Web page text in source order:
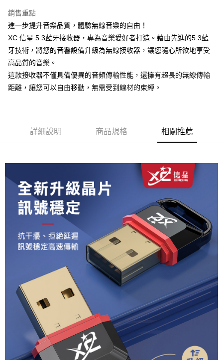
台新國際商業銀行
台灣樂天信用卡公司
元大商業銀行
玉山商業銀行
星展（台灣）商業銀行
台灣樂天信用卡公司
AFTEE先享後付
相關說明
【關於「AFTEE先享後付」】
AFTEE先享後付是「在收到商品之後才付款」的支付方式。 讓您購物簡單
便利好安心！
１．簡單：不需註冊會員、不需綁卡、不需儲值。
２．便利：只要手機號碼，簡訊認證，即可結帳。
２．訂單成立數日內，您將收到繳費通知簡訊。
３．收到繳費通知簡訊後14天內，點擊此簡訊中的連結，可透過四大超商／
ATM／網路銀行／等多元方式進行付款，方視為交易完成。
購買商品的店家。未經商家同意取消之訂單仍視為有效，需透過AFTEE先享
※ 交易是否成功請以「AFTEE先享後付 」之結帳頁面顯示為準，若有關於
是否繳費成功／繳費後需取消欲退款等相關疑問，請聯繫「AFTEE先享後付
客戶支援中心」
https://netprotections.freshdesk.com/support/home
【注意事項】
１．透過由恩沛科技股份有限公司提供之「AFTEE先享後付」服務完成之交
易，需依本服務之必要範圍內提供個人資料，並將交易相關給付款項請求債
權轉讓予恩沛科技股份有限公司。
２．關於個人資料處理事宜，請瀏覽以下網址：
https://aftee.tw/terms/#terms3
３．未成年的使用者請事先徵得法定代理人或監護人之同意方可使用
「AFTEE先享後付」，若未經同意申辦者引起之損失，本公司不負相關責
任。
４．使用「AFTEE先享後付」時，將依據個別帳號之用戶狀況，依本公司即
時審查核予不同之上限額度；若仍有額度不足之情形，本公司將視審查結果
請求用戶進行身份認證。
５．嚴禁一人註冊多個帳號或使用他人資訊註冊。若發現惡意使用之情形，
恩沛科技股份有限公司將有權停止該用戶之使用額度並採取法律行動。
全家取貨付款
每筆NT$150
每筆NT$80，滿NT$1,500(含以上)免運費
付款後7-11取貨
每筆NT$80，滿NT$1,500(含以上)免運費
宅配本島
每筆NT$150，滿NT$2,000(含以上)免運費
宅配離島
銷售重點
進一步提升音樂品質，體驗無線音樂的自由！
XC 信星 5.3藍牙接收器，專為音樂愛好者打造。藉由先進的5.3藍
牙技術，將您的音響設備升級為無線接收器，讓您隨心所欲地享受
高品質的音樂。
這款接收器不僅具備優異的音頻傳輸性能，還擁有超長的無線傳輸
距離，讓您可以自由移動，無需受到線材的束縛。
詳細說明 商品規格 相關推薦